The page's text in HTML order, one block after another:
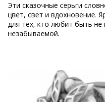
Эти сказочные серьги
цвет, свет и вдохновение.
для тех, кто любит быть не
незабываемой.